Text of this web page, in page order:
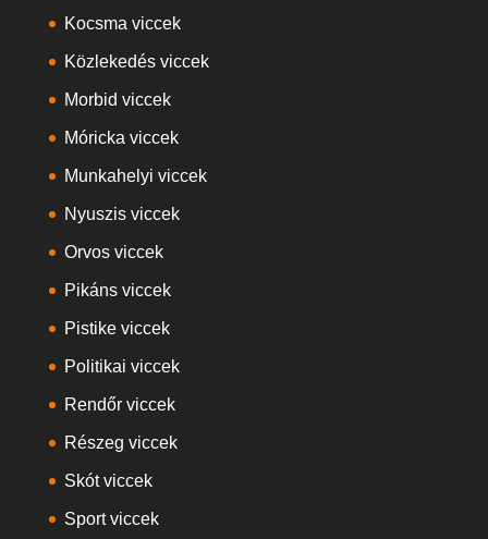
Kocsma viccek
Közlekedés viccek
Morbid viccek
Móricka viccek
Munkahelyi viccek
Nyuszis viccek
Orvos viccek
Pikáns viccek
Pistike viccek
Politikai viccek
Rendőr viccek
Részeg viccek
Skót viccek
Sport viccek